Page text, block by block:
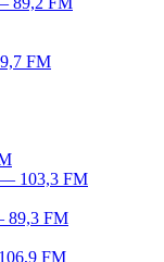
FM
— 103,3 FM
89,3 FM
FM